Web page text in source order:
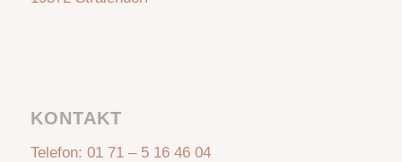
KONTAKT
Telefon: 01 71 – 5 16 46 04